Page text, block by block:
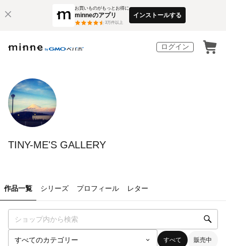
お買いものがもっとお得に
minneのアプリ
3万件以上
インストールする
ログイン
TINY-ME'S GALLERY
作品一覧 シリーズ プロフィール レター
すべて 販売中